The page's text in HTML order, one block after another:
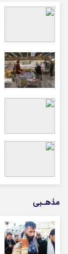
مذهـبی